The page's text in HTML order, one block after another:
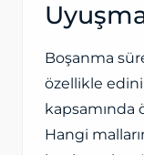
Boşanma
özellikle
kapsamında
Hangi